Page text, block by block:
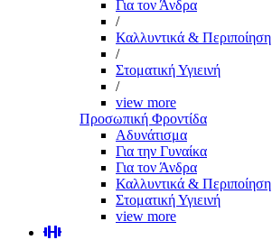
Για τον Άνδρα
/
Καλλυντικά & Περιποίηση
/
Στοματική Υγιεινή
/
view more
Προσωπική Φροντίδα
Αδυνάτισμα
Για την Γυναίκα
Για τον Άνδρα
Καλλυντικά & Περιποίηση
Στοματική Υγιεινή
view more